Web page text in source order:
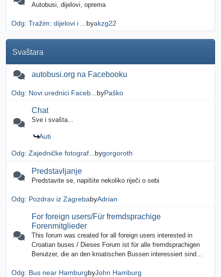
Autobusi, dijelovi, oprema
Odg: Tražim: dijelovi i ... byakzg22
Svaštara
autobusi.org na Facebooku
Odg: Novi urednici Faceb... byPaško
Chat
Sve i svašta...
Auti
Odg: Zajedničke fotograf... bygorgoroth
Predstavljanje
Predstavite se, napišite nekoliko riječi o sebi
Odg: Pozdrav iz ZagrebabyAdrian
For foreign users/Für fremdsprachige
Forenmitglieder
This forum was created for all foreign users interested in
Croatian buses / Dieses Forum ist für alle fremdsprachigen
Benutzer, die an den kroatischen Bussen interessiert sind...
Odg: Bus near HamburgbyJohn Hamburg